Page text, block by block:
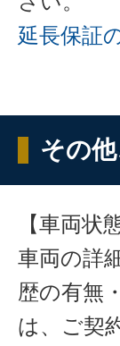
延長保証
その
【車両状
車両の詳
歴の有無
は、ご契